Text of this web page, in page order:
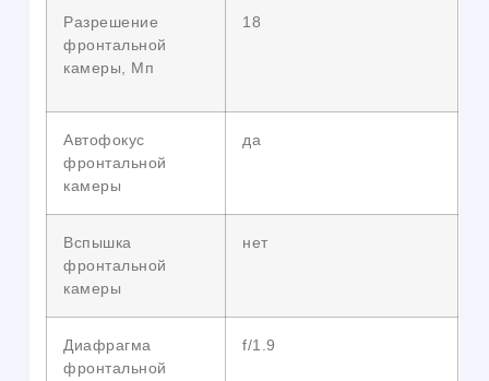
Разрешение
фронтальной
камеры, Мп
18
Автофокус
фронтальной
камеры
да
Вспышка
фронтальной
камеры
нет
Диафрагма
фронтальной
f/1.9